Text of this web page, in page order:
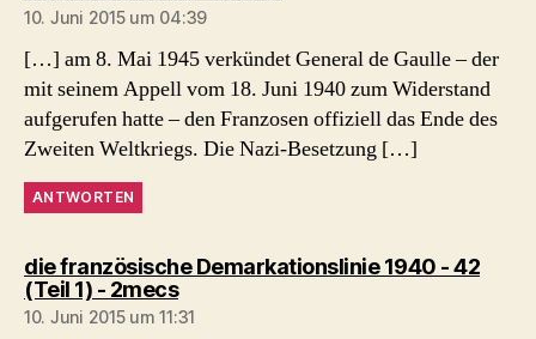
10. Juni 2015 um 04:39
[…] am 8. Mai 1945 verkündet General de Gaulle – der
mit seinem Appell vom 18. Juni 1940 zum Widerstand
aufgerufen hatte – den Franzosen offiziell das Ende des
Zweiten Weltkriegs. Die Nazi-Besetzung […]
ANTWORTEN
die französische Demarkationslinie 1940 - 42
(Teil 1) - 2mecssagt:
10. Juni 2015 um 11:31